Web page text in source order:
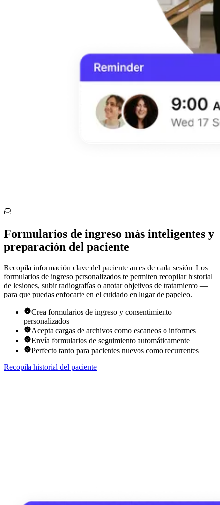
Formularios de ingreso más inteligentes y
preparación del paciente
Recopila información clave del paciente antes de cada sesión. Los
formularios de ingreso personalizados te permiten recopilar historial
de lesiones, subir radiografías o anotar objetivos de tratamiento —
para que puedas enfocarte en el cuidado en lugar de papeleo.
Crea formularios de ingreso y consentimiento
personalizados
Acepta cargas de archivos como escaneos o informes
Envía formularios de seguimiento automáticamente
Perfecto tanto para pacientes nuevos como recurrentes
Recopila historial del paciente